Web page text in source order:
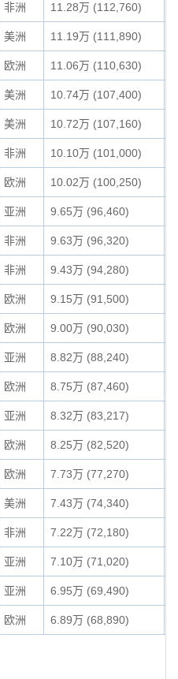
非洲 11.28万 (112,760)
美洲 11.19万 (111,890)
欧洲 11.06万 (110,630)
美洲 10.74万 (107,400)
美洲 10.72万 (107,160)
非洲 10.10万 (101,000)
欧洲 10.02万 (100,250)
亚洲 9.65万 (96,460)
非洲 9.63万 (96,320)
非洲 9.43万 (94,280)
欧洲 9.15万 (91,500)
欧洲 9.00万 (90,030)
亚洲 8.82万 (88,240)
欧洲 8.75万 (87,460)
亚洲 8.32万 (83,217)
欧洲 8.25万 (82,520)
欧洲 7.73万 (77,270)
美洲 7.43万 (74,340)
非洲 7.22万 (72,180)
亚洲 7.10万 (71,020)
亚洲 6.95万 (69,490)
欧洲 6.89万 (68,890)